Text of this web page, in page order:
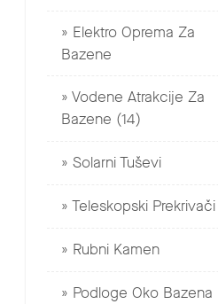
Elektro Oprema Za
Bazene
Vodene Atrakcije Za
Bazene (14)
Solarni Tuševi
Teleskopski Prekrivači
Rubni Kamen
Podloge Oko Bazena